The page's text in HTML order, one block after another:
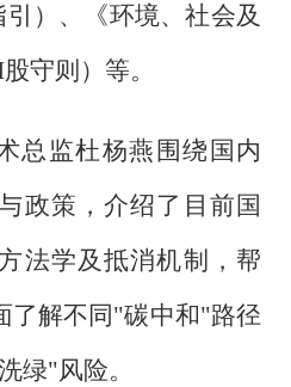
）、《环境、社会及
守则）等。
总监杜杨燕围绕国内
政策，介绍了目前国
法学及抵消机制，帮
了解不同"碳中和"路径
绿"风险。